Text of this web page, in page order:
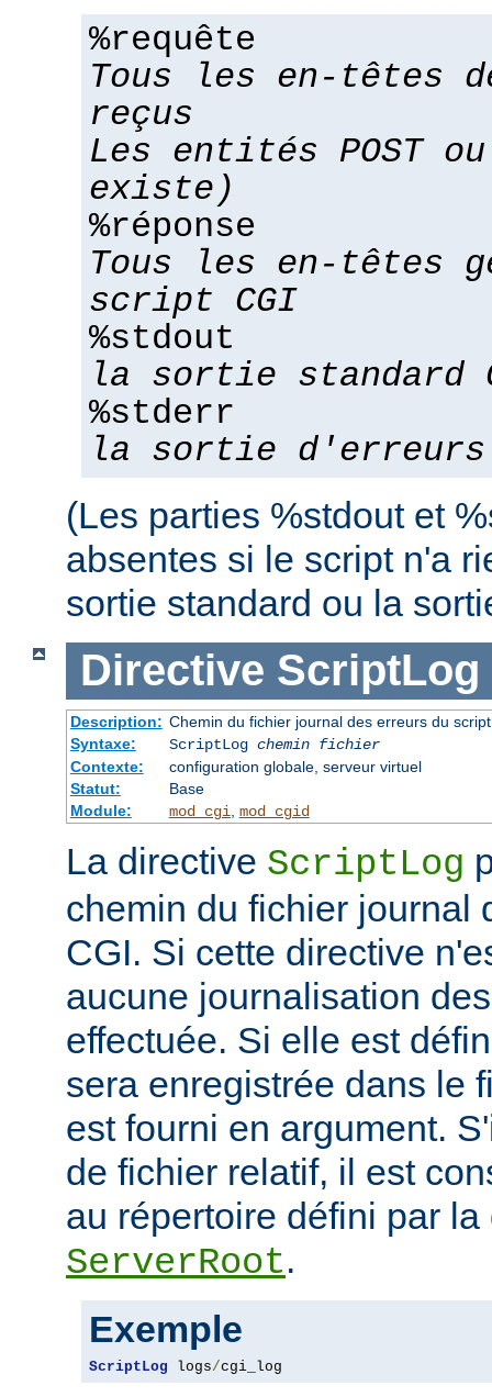
%requête
Tous les en-têtes
reçus
Les entités POST
existe)
%réponse
Tous les en-têtes
script CGI
%stdout
la sortie standard
%stderr
la sortie d'erreurs
(Les parties %stdout et
absentes si le script n'a
sortie standard ou la
Directive ScriptLog
Description: Chemin du fichier journal des erreurs du
Syntaxe:
ScriptLog chemin fichier
Contexte:
configuration globale, serveur virtuel
Statut:
Base
Module:
mod_cgi mod_cgid
La directive ScriptLog
chemin du fichier journal
CGI. Si cette directive
aucune journalisation
effectuée. Si elle est
sera enregistrée dans le
est fourni en argument.
de fichier relatif, il est
au répertoire défini par la
ServerRoot.
Exemple
ScriptLog logs/cgi_log